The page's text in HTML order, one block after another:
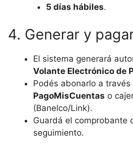
5 días hábiles.
4. Generar y
El sistema generará
Volante Electrónico de
Podés abonarlo a través
PagoMisCuentas o
(Banelco/Link).
Guardá el comprobante
seguimiento.